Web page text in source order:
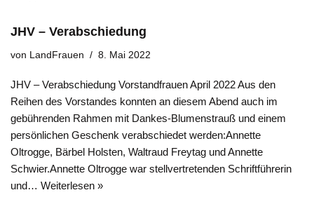
JHV – Verabschiedung
von LandFrauen 8. Mai 2022
JHV – Verabschiedung Vorstandfrauen April 2022 Aus den
Reihen des Vorstandes konnten an diesem Abend auch im
gebührenden Rahmen mit Dankes-Blumenstrauß und einem
persönlichen Geschenk verabschiedet werden:Annette
Oltrogge, Bärbel Holsten, Waltraud Freytag und Annette
Schwier.Annette Oltrogge war stellvertretenden Schriftführerin
und… Weiterlesen »